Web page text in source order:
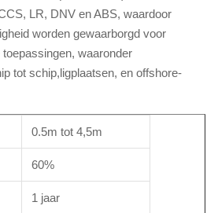
LR, DNV en ABS, waardoor
worden gewaarborgd voor
waaronder
tot schip,ligplaatsen, en offshore-
0.5m tot 4,5m
60%
1 jaar